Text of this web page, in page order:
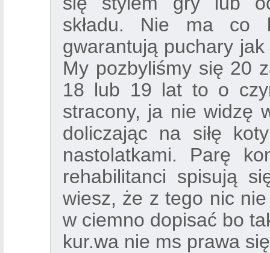
składu. Nie ma co
gwarantują puchary
My pozbyliśmy się 20
18 lub 19 lat to o
stracony, ja nie widzę
doliczając na siłę
nastolatkami. Parę
rehabilitanci spisują
wiesz, że z tego nic
w ciemno dopisać bo
kur.wa nie ms prawa